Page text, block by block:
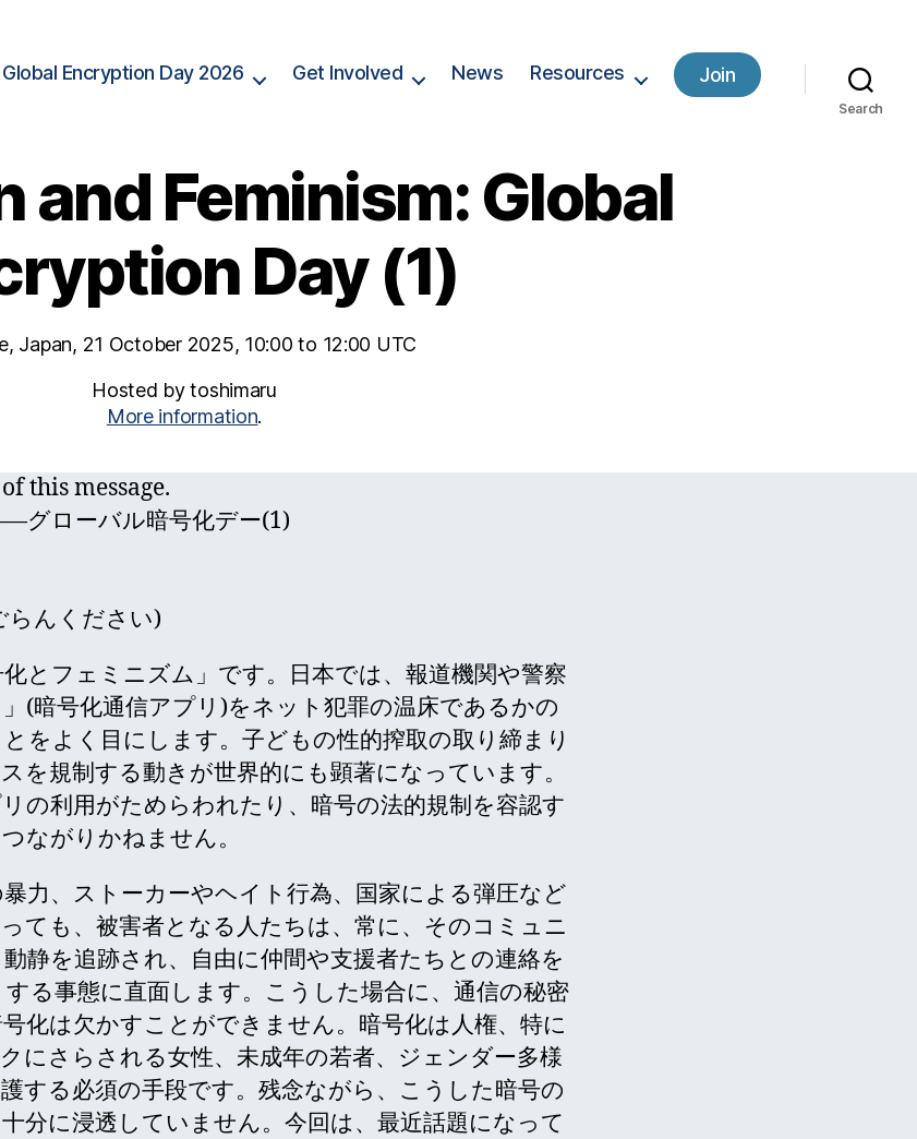
Global Encryption Day 2026 Get Involved News Resources Join
Search
and Feminism: Global
Day (1)
Japan, 21 October 2025, 10:00 to 12:00 UTC
Hosted by toshimaru
More information.
this message.
グローバル暗号化デー(1)
らんください)
とフェミニズム」です。日本では、報道機関や警察
(暗号化通信アプリ)をネット犯罪の温床であるかの
をよく目にします。子どもの性的搾取の取り締まり
を規制する動きが世界的にも顕著になっています。
の利用がためらわれたり、暗号の法的規制を容認す
ながりかねません。
力、ストーカーやヘイト行為、国家による弾圧など
ても、被害者となる人たちは、常に、そのコミュニ
静を追跡され、自由に仲間や支援者たちとの連絡を
る事態に直面します。こうした場合に、通信の秘密
化は欠かすことができません。暗号化は人権、特に
にさらされる女性、未成年の若者、ジェンダー多様
する必須の手段です。残念ながら、こうした暗号の
分に浸透していません。今回は、最近話題になって